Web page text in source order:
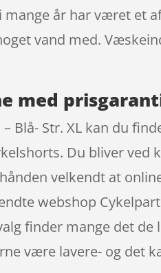
år har været et
vand med.
med
Blå- Str. XL kan du
Du bliver ved
velkendt at
webshop
finder mange det de
være lavere- og det